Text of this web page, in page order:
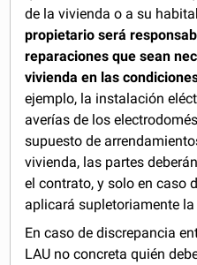
de la vivienda o a su
propietario será
reparaciones que sean
vivienda en las
ejemplo, la instalación
averías de los
supuesto de
vivienda, las partes
el contrato, y solo en caso
aplicará supletoriamente la
En caso de discrepancia
LAU no concreta quién